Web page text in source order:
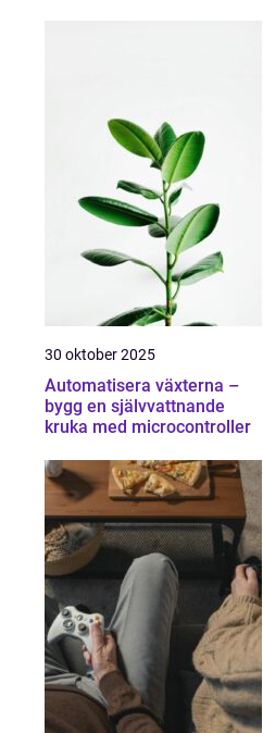
30 oktober 2025
Automatisera växterna –
bygg en självvattnande
kruka med microcontroller